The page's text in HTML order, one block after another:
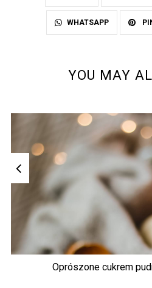
WHATSAPP
YOU MAY
Oprószone cukrem